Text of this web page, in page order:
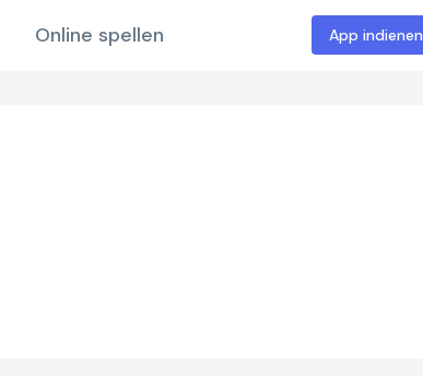
Online spellen App indienen